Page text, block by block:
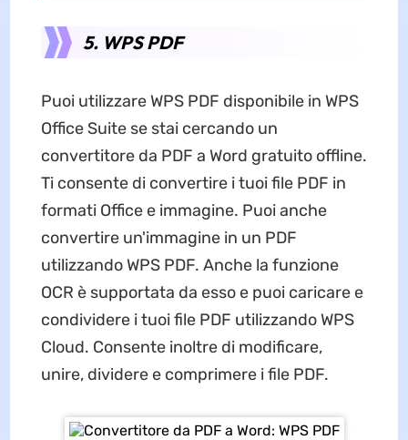
5. WPS PDF
Puoi utilizzare WPS PDF disponibile in WPS
Office Suite se stai cercando un
convertitore da PDF a Word gratuito offline.
Ti consente di convertire i tuoi file PDF in
formati Office e immagine. Puoi anche
convertire un'immagine in un PDF
utilizzando WPS PDF. Anche la funzione
OCR è supportata da esso e puoi caricare e
condividere i tuoi file PDF utilizzando WPS
Cloud. Consente inoltre di modificare,
unire, dividere e comprimere i file PDF.